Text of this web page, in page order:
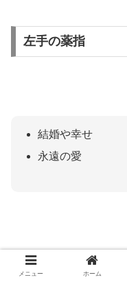
左手の薬指
結婚や幸せ
永遠の愛
ご存知！結婚指輪です。
メニュー ホーム